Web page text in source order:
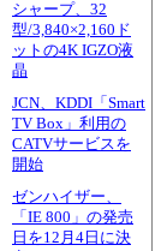
シャープ、32
型/3,840×2,160ド
ットの4K IGZO液
晶
JCN、KDDI「Smart
TV Box」利用の
CATVサービスを
開始
ゼンハイザー、
「IE 800」の発売
日を12月4日に決